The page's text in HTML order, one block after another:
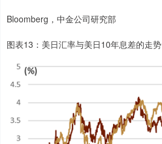
Bloomberg，中金公司研究部
图表13：美日汇率与美日10年息差的走势